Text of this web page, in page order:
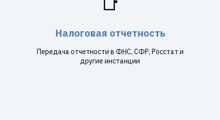
Налоговая отчетность
Передача отчетности в ФНС, СФР, Росстат и
другие инстанции